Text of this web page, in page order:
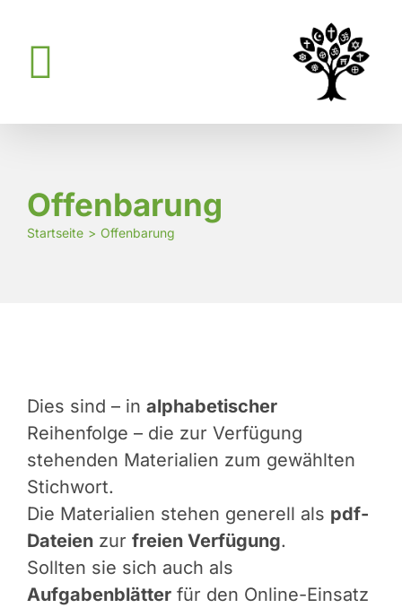
Offenbarung
Startseite Offenbarung
Dies sind – in alphabetischer
Reihenfolge – die zur Verfügung
stehenden Materialien zum gewählten
Stichwort.
Die Materialien stehen generell als pdf-
Dateien zur freien Verfügung.
Sollten sie sich auch als
Aufgabenblätter für den Online-Einsatz